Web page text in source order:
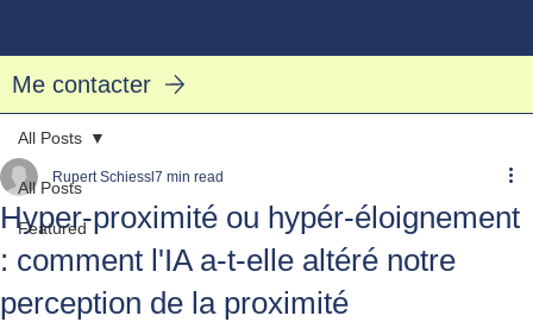
Me contacter
All Posts
Featured
All Posts
Hyper-proximité ou hypér-éloignement
: comment l'IA a-t-elle altéré notre
perception de la proximité
Rupert Schiessl 7 min read